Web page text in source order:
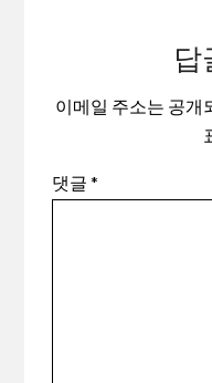
답
이메일 주소는 공개
댓글*